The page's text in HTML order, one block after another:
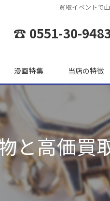
買取イベントで
☎ 0551-30-
漫画特集 当店の特徴
ブランド品
バッグ
時計
と高価買